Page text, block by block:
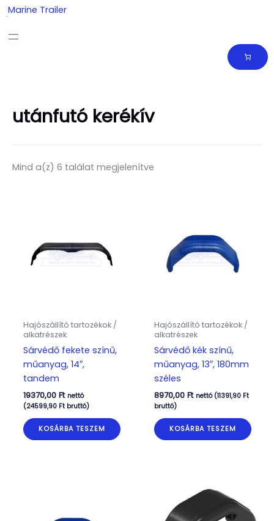
Skip
to
content
Marine Trailer
utánfutó kerékív
Mind a(z) 6 találat megjelenítve
Hajószállító tartozékok /
alkatrészek
Sárvédő fekete színű,
műanyag, 14″,
tandem
19370,00 Ft nettó
(24599,90 Ftbruttó)
KOSÁRBA TESZEM
Hajószállító tartozékok /
alkatrészek
Sárvédő kék színű,
műanyag, 13″, 180mm
széles
8970,00 Ft nettó (11391,90 Ft
bruttó)
KOSÁRBA TESZEM